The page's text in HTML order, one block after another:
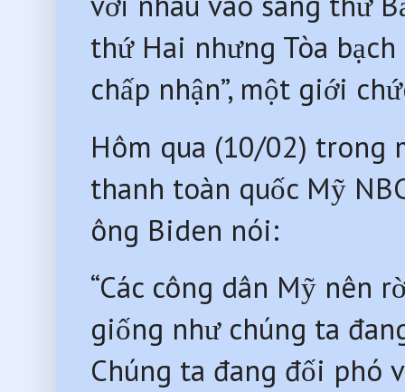
thứ Hai nhưng Tòa
chấp nhận”, một giới
Hôm qua (10/02) trong
thanh toàn quốc Mỹ
ông Biden nói:
“Các công dân Mỹ nên
giống như chúng ta
Chúng ta đang đối phó